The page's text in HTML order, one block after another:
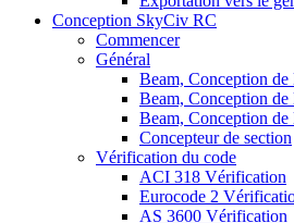
Conception SkyCiv RC
Commencer
Général
Beam, Conception
Beam, Conception
Beam, Conception
Concepteur de section
Vérification du code
ACI 318 Vérification
Eurocode 2
AS 3600 Vérification